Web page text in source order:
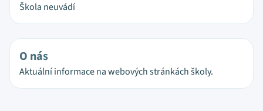
Škola neuvádí
O nás
Aktuální informace na webových stránkách školy.